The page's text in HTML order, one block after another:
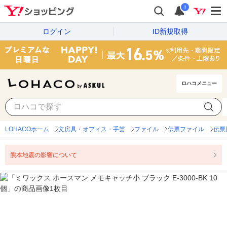
i
ログイン ID新規取得
ロハコメニュー
LOHACOホーム 文房具・オフィス・手芸 ファイル 伝票ファイル 伝票
熊本地震の影響について